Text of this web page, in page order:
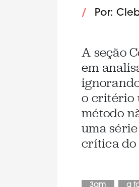
/ Por:
A seção
em
o critério
método
uma
crítica do
3am a